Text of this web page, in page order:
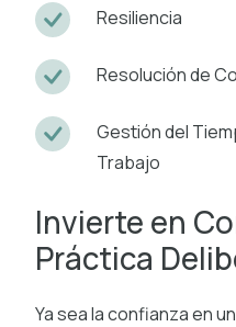
Resiliencia
Resolución de
Gestión del
Trabajo
Invierte en
Práctica
Ya sea la confianza en